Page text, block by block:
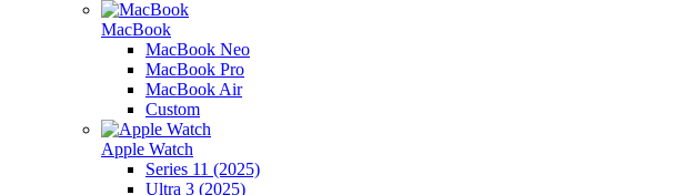
MacBook
MacBook Neo
MacBook Pro
MacBook Air
Custom
Apple Watch
Series 11 (2025)
Ultra 3 (2025)